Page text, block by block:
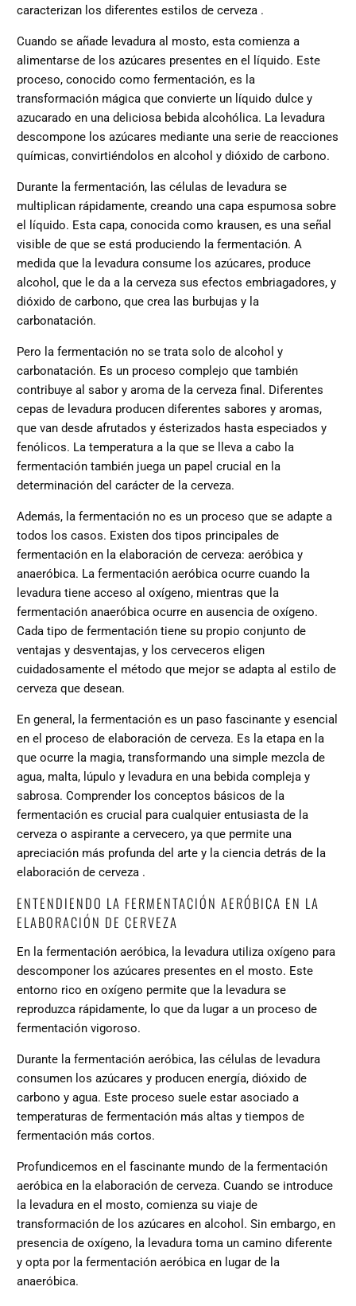
caracterizan los diferentes estilos de cerveza .
Cuando se añade levadura al mosto, esta comienza a
alimentarse de los azúcares presentes en el líquido. Este
proceso, conocido como fermentación, es la
transformación mágica que convierte un líquido dulce y
azucarado en una deliciosa bebida alcohólica. La levadura
descompone los azúcares mediante una serie de reacciones
químicas, convirtiéndolos en alcohol y dióxido de carbono.
Durante la fermentación, las células de levadura se
multiplican rápidamente, creando una capa espumosa sobre
el líquido. Esta capa, conocida como krausen, es una señal
visible de que se está produciendo la fermentación. A
medida que la levadura consume los azúcares, produce
alcohol, que le da a la cerveza sus efectos embriagadores, y
dióxido de carbono, que crea las burbujas y la
carbonatación.
Pero la fermentación no se trata solo de alcohol y
carbonatación. Es un proceso complejo que también
contribuye al sabor y aroma de la cerveza final. Diferentes
cepas de levadura producen diferentes sabores y aromas,
que van desde afrutados y ésterizados hasta especiados y
fenólicos. Latemperatura a la que se lleva a cabo la
fermentación también juega un papel crucial en la
determinación del carácter de la cerveza.
Además, la fermentación no es un proceso que se adapte a
todos los casos. Existen dos tipos principales de
fermentación en la elaboración de cerveza: aeróbica y
anaeróbica. La fermentación aeróbica ocurre cuando la
levadura tiene acceso al oxígeno, mientras que la
fermentación anaeróbica ocurre en ausencia de oxígeno.
Cada tipo de fermentación tiene su propio conjunto de
ventajas y desventajas, y los cerveceros eligen
cuidadosamente el método que mejor se adapta al estilo de
cerveza que desean.
En general, la fermentación es un paso fascinante y esencial
en el proceso de elaboración de cerveza. Es la etapa en la
que ocurre la magia, transformando una simple mezcla de
agua, malta, lúpulo y levadura en una bebida compleja y
sabrosa. Comprender los conceptos básicos de la
fermentación es crucial para cualquier entusiasta de la
cerveza o aspirante a cervecero, ya que permite una
apreciación más profunda delarte y la ciencia detrás de la
elaboración de cerveza .
ENTENDIENDO LA FERMENTACIÓN AERÓBICA EN LA
ELABORACIÓN DE CERVEZA
En la fermentación aeróbica, la levadura utiliza oxígeno para
descomponer los azúcares presentes en el mosto. Este
entorno rico en oxígeno permite que la levadura se
reproduzca rápidamente, lo que da lugar a un proceso de
fermentación vigoroso.
Durante la fermentación aeróbica, las células de levadura
consumen los azúcares y producen energía, dióxido de
carbono y agua. Este proceso suele estar asociado a
temperaturas de fermentación más altas y tiempos de
fermentación más cortos.
Profundicemos en el fascinante mundo de la fermentación
aeróbica en la elaboración de cerveza. Cuando se introduce
la levadura en el mosto, comienza su viaje de
transformación de los azúcares en alcohol. Sin embargo, en
presencia de oxígeno, la levadura toma un camino diferente
y opta por la fermentación aeróbica en lugar de la
anaeróbica.